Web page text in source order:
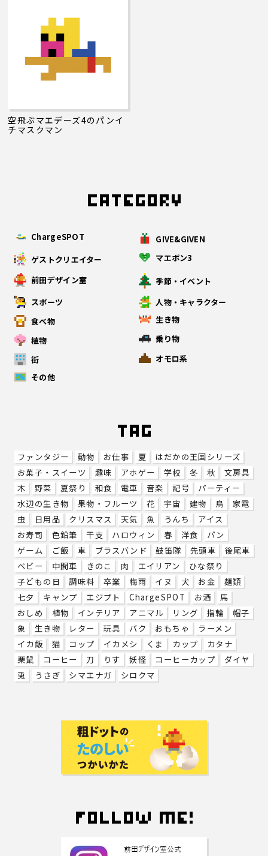
ChargeSPOT
GIVE&GIVEN
ゲストクリエイター
マエボン3
前田デザイン室
季節・イベント
スポーツ
人物・キャラクター
食べ物
生き物
植物
乗り物
街
オモロ系
その他
ファンタジー 動物 お仕事 夏
はだかの王国シリーズ
お菓子・スイーツ
趣味 アホゲー 学校 冬 秋
文房具
木
野菜 夏祭り 和食 電車 音楽 記号
パーティー
水辺の生き物
果物・フルーツ 花 宇宙 建物 鳥
家電
虫
日用品 クリスマス 天気 魚 うんち
アイス
お寿司
色鉛筆 干支 ハロウィン 春 洋食
パン
ゲーム
ご飯 車 ブラスバンド 鼓笛隊 先頭車
後尾車
ベビー
中間車 きのこ 肉 エイリアン
ひな祭り
子どもの日
調味料 卒業 梅雨 イヌ 犬 お金
麺類
七夕
キャンプ エジプト ChargeSPOT お酒
馬
おしめ
植物 インテリア アニマル リング 指輪
帽子
象
生き物 レター 玩具 バク おもちゃ
ラーメン
イカ飯
猫 コップ イカメシ くま カップ
カタナ
栗鼠
コーヒー 刀 りす 妖怪 コーヒーカップ
ダイヤ
兎
うさぎ シマエナガ シロクマ
空飛ぶマエデーズ4のパンイ
チマスクマン